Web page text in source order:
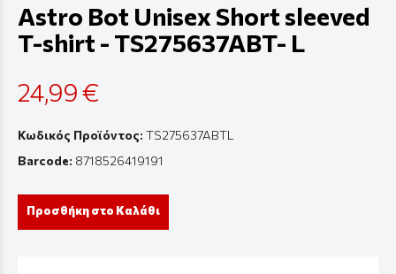
Astro Bot Unisex Short sleeved
T-shirt - TS275637ABT- L
24,99 €
Κωδικός Προϊόντος: TS275637ABTL
Barcode: 8718526419191
Προσθήκη στο Καλάθι